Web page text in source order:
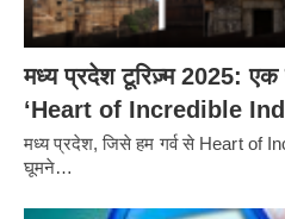
मध्य प्रदेश टूरिज़्म 2025:
‘Heart of Incredible
मध्य प्रदेश, जिसे हम गर्व से Heart of
घूमने…